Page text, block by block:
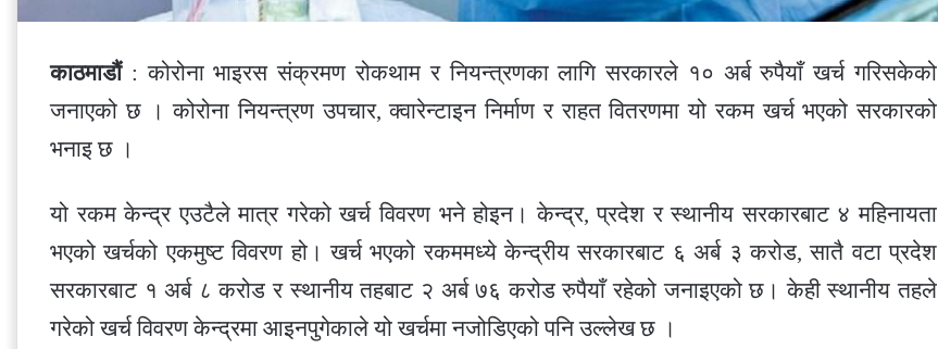
काठमाडौं: कोरोना भाइरस संक्रमण रोकथाम र नियन्त्रणका लागि सरकारले १० अर्ब रुपैयाँ खर्च गरिसकेको
जनाएको छ । कोरोना नियन्त्रण उपचार, क्वारेन्टाइन निर्माण र राहत वितरणमा यो रकम खर्च भएको सरकारको
भनाइ छ ।
यो रकम केन्द्र एउटैले मात्र गरेको खर्च विवरण भने होइन। केन्द्र, प्रदेश र स्थानीय सरकारबाट ४ महिनायता
भएको खर्चको एकमुष्ट विवरण हो। खर्च भएको रकममध्ये केन्द्रीय सरकारबाट ६ अर्ब ३ करोड, सातै वटा प्रदेश
सरकारबाट १ अर्ब ८ करोड र स्थानीय तहबाट २ अर्ब ७६ करोड रुपैयाँ रहेको जनाइएको छ। केही स्थानीय तहले
गरेको खर्च विवरण केन्द्रमा आइनपुगेकाले यो खर्चमा नजोडिएको पनि उल्लेख छ ।